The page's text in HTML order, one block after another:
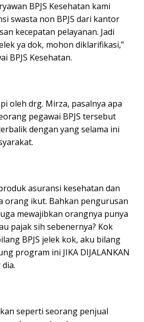
BPJS Kesehatan kami
swasta non BPJS dari kantor
kecepatan pelayanan. Jadi
ya dok, mohon diklarifikasi,”
BPJS Kesehatan.
oleh drg. Mirza, pasalnya apa
pegawai BPJS tersebut
dengan yang selama ini
asuransi kesehatan dan
orang ikut. Bahkan pengurusan
mewajibkan orangnya punya
pajak sih sebenernya? Kok
BPJS jelek kok, aku bilang
program ini JIKA DIJALANKAN
seperti seorang penjual